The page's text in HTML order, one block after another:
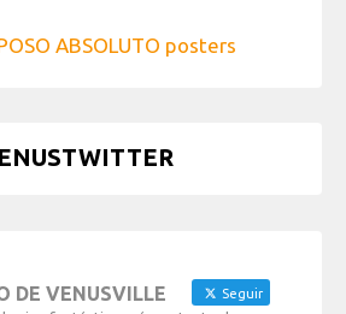
ABSOLUTO posters
DE VENUSVILLE Seguir